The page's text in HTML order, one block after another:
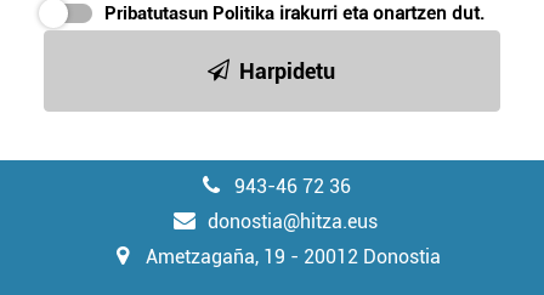
Pribatutasun Politika irakurri eta onartzen dut.
Harpidetu
943-46 72 36
donostia@hitza.eus
Ametzagaña, 19 - 20012 Donostia